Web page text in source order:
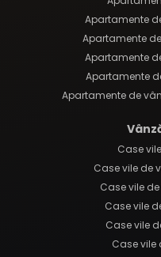
Apartamente
Apartamente
Apartamente
Apartamente
Apartamente de
Case
Case vile de
Case vile
Case vile
Case vile
Case vile